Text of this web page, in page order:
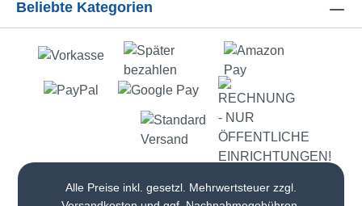
Beliebte Kategorien
Alle Preise inkl. gesetzl. Mehrwertsteuer zzgl.